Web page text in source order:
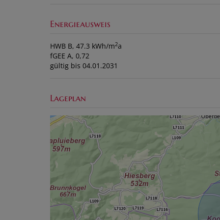
Energieausweis
HWB B, 47.3 kWh/m2a
fGEE A, 0,72
gültig bis 04.01.2031
Lageplan